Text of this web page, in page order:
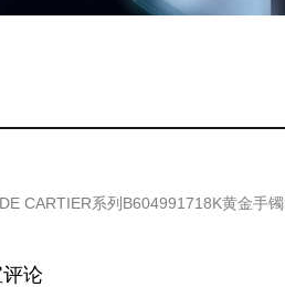
CARTIER系列B604991718K黄金手镯
论